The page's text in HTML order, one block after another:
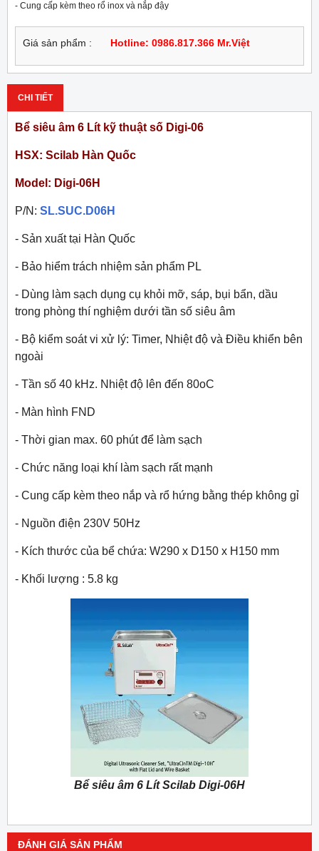
- Cung cấp kèm theo rổ inox và nắp đậy
Giá sản phẩm : Hotline: 0986.817.366 Mr.Việt
CHI TIẾT
Bể siêu âm 6 Lít kỹ thuật số Digi-06
HSX: Scilab Hàn Quốc
Model: Digi-06H
P/N: SL.SUC.D06H
- Sản xuất tại Hàn Quốc
- Bảo hiểm trách nhiệm sản phẩm PL
- Dùng làm sạch dụng cụ khỏi mỡ, sáp, bụi bẩn, dầu
trong phòng thí nghiệm dưới tần số siêu âm
- Bộ kiểm soát vi xử lý: Timer, Nhiệt độ và Điều khiển bên
ngoài
- Tần số 40 kHz. Nhiệt độ lên đến 80oC
- Màn hình FND
- Thời gian max. 60 phút để làm sạch
- Chức năng loại khí làm sạch rất mạnh
- Cung cấp kèm theo nắp và rổ hứng bằng thép không gỉ
- Nguồn điện 230V 50Hz
- Kích thước của bể chứa: W290 x D150 x H150 mm
- Khối lượng : 5.8 kg
Bể siêu âm 6 Lít Scilab Digi-06H
ĐÁNH GIÁ SẢN PHẨM